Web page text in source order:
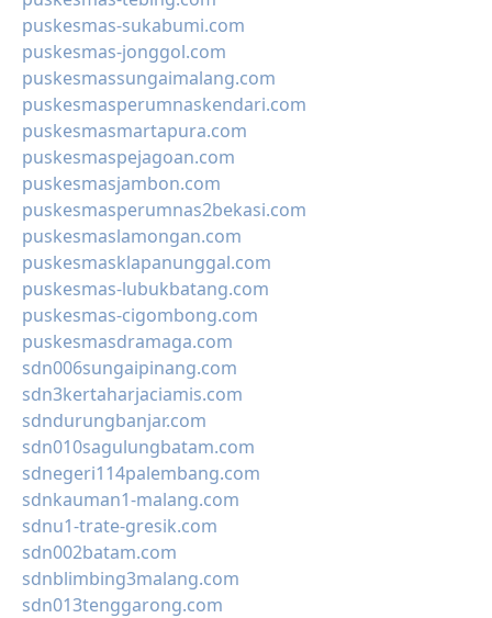
puskesmas-sukabumi.com
puskesmas-jonggol.com
puskesmassungaimalang.com
puskesmasperumnaskendari.com
puskesmasmartapura.com
puskesmaspejagoan.com
puskesmasjambon.com
puskesmasperumnas2bekasi.com
puskesmaslamongan.com
puskesmasklapanunggal.com
puskesmas-lubukbatang.com
puskesmas-cigombong.com
puskesmasdramaga.com
sdn006sungaipinang.com
sdn3kertaharjaciamis.com
sdndurungbanjar.com
sdn010sagulungbatam.com
sdnegeri114palembang.com
sdnkauman1-malang.com
sdnu1-trate-gresik.com
sdn002batam.com
sdnblimbing3malang.com
sdn013tenggarong.com